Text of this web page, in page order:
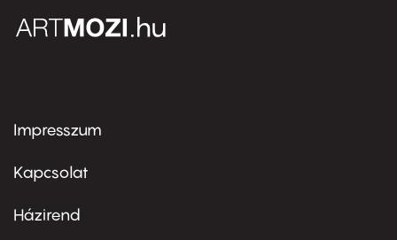
Footer
first
Impresszum
Kapcsolat
Footer
Házirend